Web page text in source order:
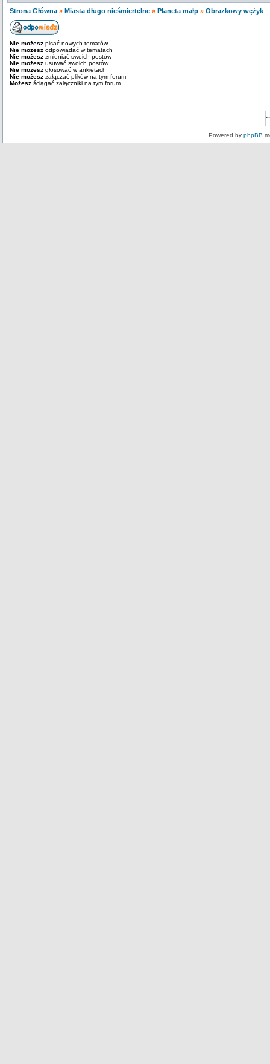
Strona Główna » Miasta długo nieśmiertelne » Planeta małp » Obrazkowy wężyk
Nie możesz pisać nowych tematów
Nie możesz odpowiadać w tematach
Nie możesz zmieniać swoich postów
Nie możesz usuwać swoich postów
Nie możesz głosować w ankietach
Nie możesz załączać plików na tym forum
Możesz ściągać załączniki na tym forum
Powered by phpBB